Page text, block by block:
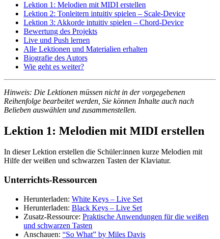
Lektion 1: Melodien mit MIDI erstellen
Lektion 2: Tonleitern intuitiv spielen – Scale-Device
Lektion 3: Akkorde intuitiv spielen – Chord-Device
Bewertung des Projekts
Live und Push lernen
Alle Lektionen und Materialien erhalten
Biografie des Autors
Wie geht es weiter?
Hinweis: Die Lektionen müssen nicht in der vorgegebenen
Reihenfolge bearbeitet werden, Sie können Inhalte auch nach
Belieben auswählen und zusammenstellen.
Lektion 1: Melodien mit MIDI erstellen
In dieser Lektion erstellen die Schüler:innen kurze Melodien mit
Hilfe der weißen und schwarzen Tasten der Klaviatur.
Unterrichts-Ressourcen
Herunterladen: White Keys – Live Set
Herunterladen: Black Keys – Live Set
Zusatz-Ressource: Praktische Anwendungen für die weißen
und schwarzen Tasten
Anschauen: “So What” by Miles Davis